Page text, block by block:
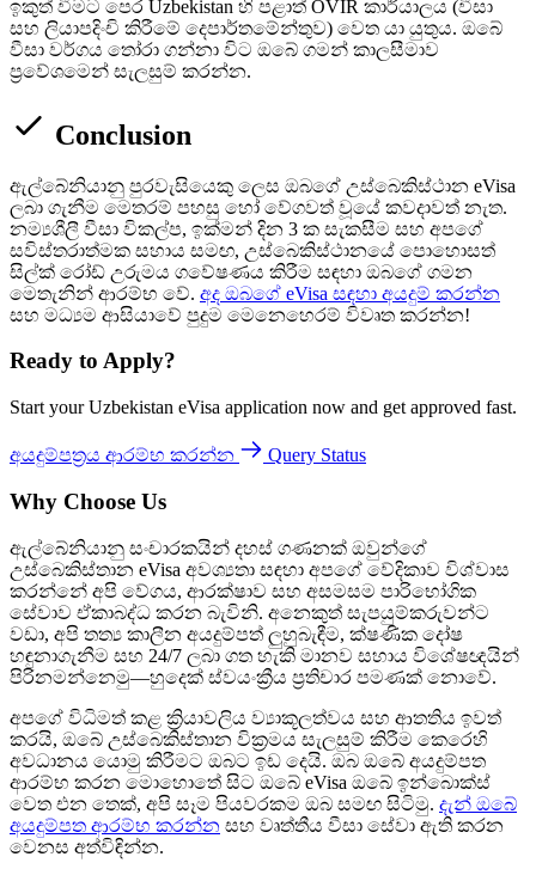
ඉකුත් වීමට පෙර Uzbekistan හි පළාත් OVIR කාර්යාලය (වීසා
සහ ලියාපදිංචි කිරීමේ දෙපාර්තමේන්තුව) වෙත යා යුතුය. ඔබේ
වීසා වර්ගය තෝරා ගන්නා විට ඔබේ ගමන් කාලසීමාව
ප්‍රවේශමෙන් සැලසුම් කරන්න.
Conclusion
ඇල්බේනියානු පුරවැසියෙකු ලෙස ඔබගේ උස්බෙකිස්ථාන eVisa
ලබා ගැනීම මෙතරම් පහසු හෝ වේගවත් වූයේ කවදාවත් නැත.
නම්‍යශීලී වීසා විකල්ප, ඉක්මන් දින 3 ක සැකසීම සහ අපගේ
සවිස්තරාත්මක සහාය සමඟ, උස්බෙකිස්ථානයේ පොහොසත්
සිල්ක් රෝඩ් උරුමය ගවේෂණය කිරීම සඳහා ඔබගේ ගමන
මෙතැනින් ආරම්භ වේ. අද ඔබගේ eVisa සඳහා අයදුම් කරන්න
සහ මධ්‍යම ආසියාවේ පුදුම මෙනෙහෙරම් විවෘත කරන්න!
Ready to Apply?
Start your Uzbekistan eVisa application now and get approved fast.
අයදුම්පත්‍රය ආරම්භ කරන්න Query Status
Why Choose Us
ඇල්බේනියානු සංචාරකයින් දහස් ගණනක් ඔවුන්ගේ
උස්බෙකිස්තාන eVisa අවශ්‍යතා සඳහා අපගේ වේදිකාව විශ්වාස
කරන්නේ අපි වේගය, ආරක්ෂාව සහ අසමසම පාරිභෝගික
සේවාව ඒකාබද්ධ කරන බැවිනි. අනෙකුත් සැපයුම්කරුවන්ට
වඩා, අපි තත්‍ය කාලීන අයදුම්පත් ලුහුබැඳීම, ක්ෂණික දෝෂ
හඳුනාගැනීම සහ 24/7 ලබා ගත හැකි මානව සහාය විශේෂඥයින්
පිරිනමන්නෙමු—හුදෙක් ස්වයංක්‍රීය ප්‍රතිචාර පමණක් නොවේ.
අපගේ විධිමත් කළ ක්‍රියාවලිය ව්‍යාකූලත්වය සහ ආතතිය ඉවත්
කරයි, ඔබේ උස්බෙකිස්තාන වික්‍රමය සැලසුම් කිරීම කෙරෙහි
අවධානය යොමු කිරීමට ඔබට ඉඩ දෙයි. ඔබ ඔබේ අයදුම්පත
ආරම්භ කරන මොහොතේ සිට ඔබේ eVisa ඔබේ ඉන්බොක්ස්
වෙත එන තෙක්, අපි සෑම පියවරකම ඔබ සමඟ සිටිමු. දැන් ඔබේ
අයදුම්පත ආරම්භ කරන්න සහ වෘත්තීය වීසා සේවා ඇති කරන
වෙනස අත්විඳින්න.